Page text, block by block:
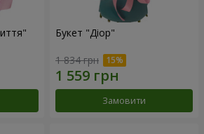
Букет "Діор"
1 834 грн
Замовити